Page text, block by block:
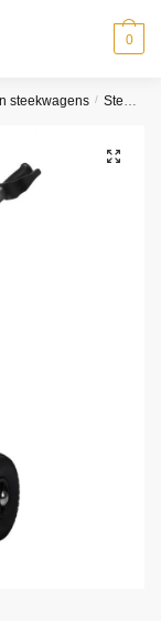
0
steekwagens / Steekwagens
🔍